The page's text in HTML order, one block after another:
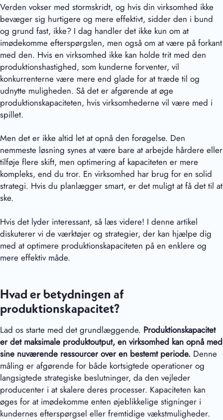
Verden vokser med stormskridt, og hvis din virksomhed ikke
bevæger sig hurtigere og mere effektivt, sidder den i bund
og grund fast, ikke? I dag handler det ikke kun om at
imødekomme efterspørgslen, men også om at være på forkant
med den. Hvis en virksomhed ikke kan holde trit med den
produktionshastighed, som kunderne forventer, vil
konkurrenterne være mere end glade for at træde til og
udnytte muligheden. Så det er afgørende at øge
produktionskapaciteten, hvis virksomhederne vil være med i
spillet.
Men det er ikke altid let at opnå den forøgelse. Den
nemmeste løsning synes at være bare at arbejde hårdere eller
tilføje flere skift, men optimering af kapaciteten er mere
kompleks, end du tror. En virksomhed har brug for en solid
strategi. Hvis du planlægger smart, er det muligt at få det til at
ske.
Hvis det lyder interessant, så læs videre! I denne artikel
diskuterer vi de værktøjer og strategier, der kan hjælpe dig
med at optimere produktionskapaciteten på en enklere og
mere effektiv måde.
Hvad er betydningen af
produktionskapacitet?
Lad os starte med det grundlæggende. Produktionskapacitet
er det maksimale produktoutput, en virksomhed kan opnå med
sine nuværende ressourcer over en bestemt periode. Denne
måling er afgørende for både kortsigtede operationer og
langsigtede strategiske beslutninger, da den vejleder
producenter i at skalere deres processer. Kapaciteten kan
øges for at imødekomme enten øjeblikkelige stigninger i
kundernes efterspørgsel eller fremtidige vækstmuligheder.